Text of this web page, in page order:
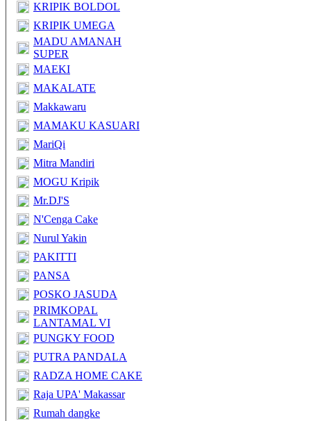
KRIPIK BOLDOL
KRIPIK UMEGA
MADU AMANAH
SUPER
MAEKI
MAKALATE
Makkawaru
MAMAKU KASUARI
MariQi
Mitra Mandiri
MOGU Kripik
Mr.DJ'S
N'Cenga Cake
Nurul Yakin
PAKITTI
PANSA
POSKO JASUDA
PRIMKOPAL
LANTAMAL VI
PUNGKY FOOD
PUTRA PANDALA
RADZA HOME CAKE
Raja UPA' Makassar
Rumah dangke